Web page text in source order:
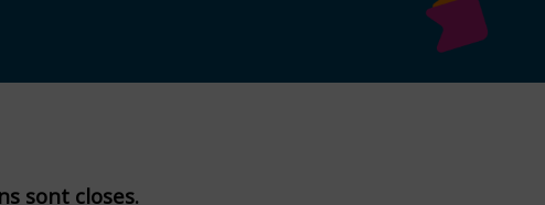
sont closes.